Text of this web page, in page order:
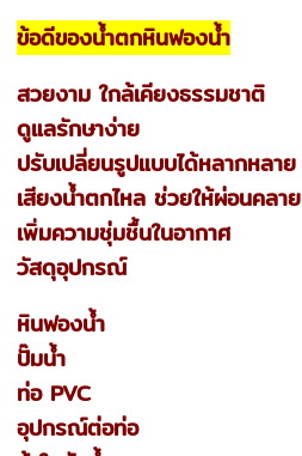
ข้อดีของน้ำตกหินฟองน้ำ
สวยงาม ใกล้เคียงธรรมชาติ
ดูแลรักษาง่าย
ปรับเปลี่ยนรูปแบบได้หลากหลาย
เสียงน้ำตกไหล ช่วยให้ผ่อนคลาย
เพิ่มความชุ่มชื้นในอากาศ
วัสดุอุปกรณ์
หินฟองน้ำ
ปั๊มน้ำ
ท่อ PVC
อุปกรณ์ต่อท่อ